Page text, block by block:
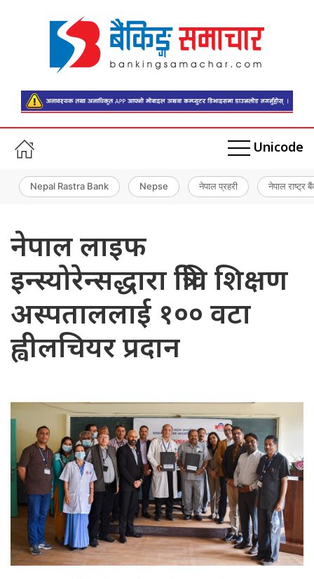
Unicode
Nepal Rastra Bank Nepse नेपाल प्रहरी नेपाल राष्ट्र
नेपाल लाइफ
इन्स्योरेन्सद्धारा त्रिवि शिक्षण
अस्पताललाई १०० वटा
ह्वीलचियर प्रदान